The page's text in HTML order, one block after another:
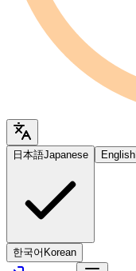
日本語Japanese English
한국어 Korean